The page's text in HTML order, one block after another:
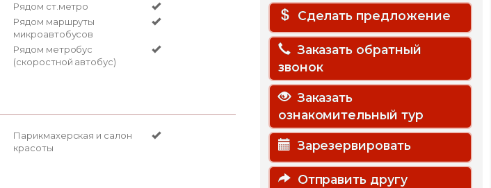
Рядом ст.метро
Рядом маршруты
микроавтобусов
Рядом метробус
(скоростной автобус)
Парикмахерская и салон
красоты
Сделать предложение
Заказать обратный
звонок
Заказать
ознакомительный тур
Зарезервировать
Отправить другу